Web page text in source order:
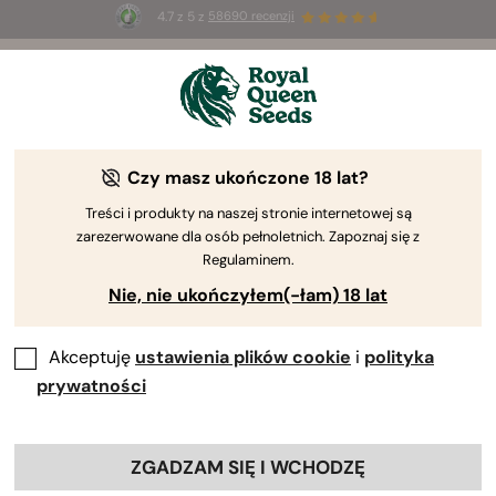
4.7 z 5 z 58690 recenzji
Promocja na nasiona
marihuany 1+1
gratis
Czy masz ukończone 18 lat?
Treści i produkty na naszej stronie internetowej są
zarezerwowane dla osób pełnoletnich. Zapoznaj się z
Regulaminem.
Nie, nie ukończyłem(-łam) 18 lat
Akceptuję ustawienia plików cookie i polityka
prywatności
ZGADZAM SIĘ I WCHODZĘ